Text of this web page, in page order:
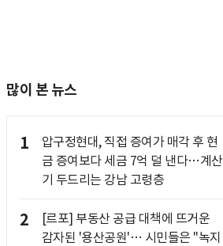
많이 본 뉴스
1
압구정현대, 직접 증여가 매각 후 현
금 증여보다 세금 7억 덜 낸다…계산
기 두드리는 강남 고령층
2
[르포] 부동산 공급 대책에 뜨거운
감자된 '용산공원'… 시민들은 "녹지